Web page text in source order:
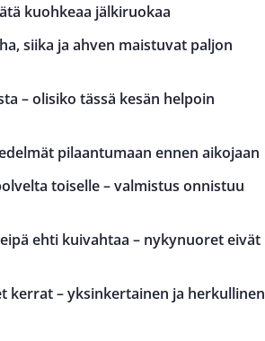
kuohkeaa jälkiruokaa
siika ja ahven maistuvat paljon
– olisiko tässä kesän helpoin
pilaantumaan ennen aikojaan
toiselle – valmistus onnistuu
ehti kuivahtaa – nykynuoret eivät
kerrat – yksinkertainen ja herkullinen